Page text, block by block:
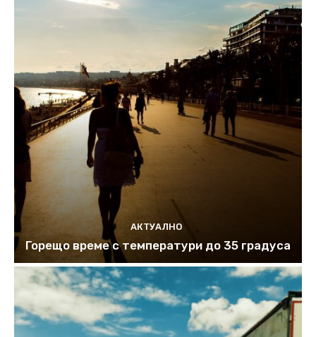
АКТУАЛНО
Горещо време с температури до 35 градуса